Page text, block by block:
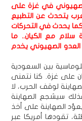
الصهيوني في غزة على
يتحدث عن التطبيع
كما يحدث في التحركات
سلام مع الكيان.. ما
الصهيوني يخدم
بين السعودية
على غزة. كنا نتمنى
لوقف الحرب، لا
فذلك سيشجع الصهاينة
الصهاينة على أخذ
تقودها أمريكا عبر